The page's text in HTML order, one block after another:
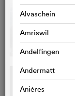
Alvaschein
Amriswil
Andelfingen
Andermatt
Anières